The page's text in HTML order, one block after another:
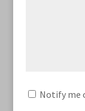
Notify me